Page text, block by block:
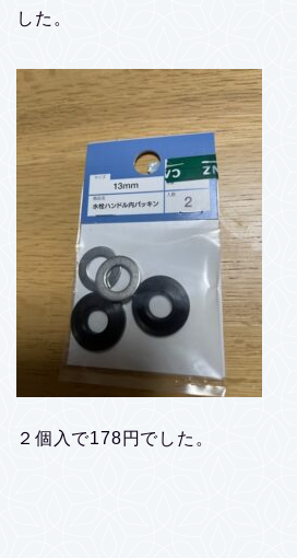
した。
２個入で178円でした。